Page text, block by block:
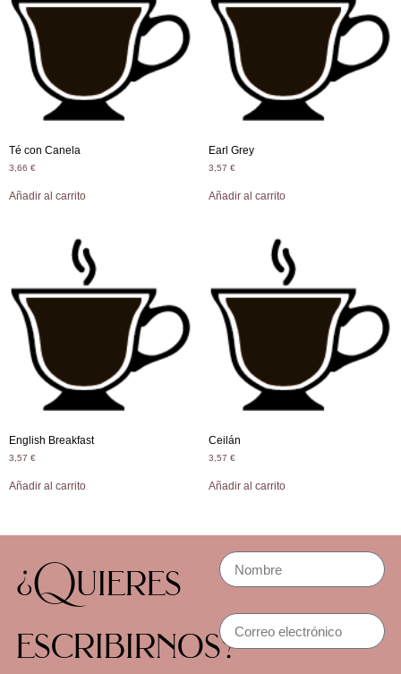
Té con Canela
3,66 €
Añadir al carrito
Earl Grey
3,57 €
Añadir al carrito
English Breakfast
3,57 €
Añadir al carrito
Ceilán
3,57 €
Añadir al carrito
¿Quieres
escribirnos?